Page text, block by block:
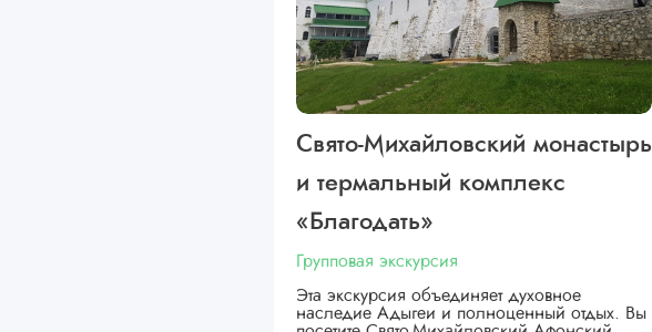
Свято-Михайловский монастырь
и термальный комплекс
«Благодать»
Групповая экскурсия
Эта экскурсия объединяет духовное
наследие Адыгеи и полноценный отдых. Вы